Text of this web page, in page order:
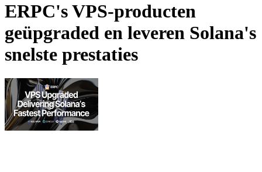
ERPC's VPS-producten
geüpgraded en leveren Solana's
snelste prestaties